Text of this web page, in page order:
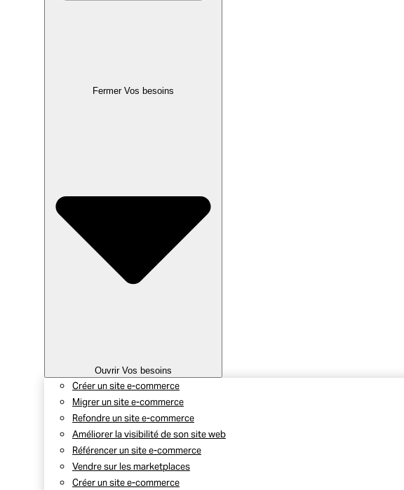
Fermer Vos besoins
Ouvrir Vos besoins
Créer un site e-commerce
Migrer un site e-commerce
Refondre un site e-commerce
Améliorer la visibilité de son site web
Référencer un site e-commerce
Vendre sur les marketplaces
Créer un site e-commerce